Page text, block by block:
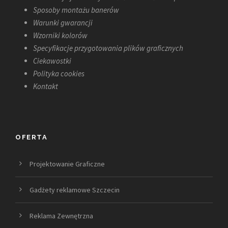
Sposoby montażu banerów
Warunki gwarancji
Wzorniki kolorów
Specyfikacje przygotowania plików graficznych
Ciekawostki
Polityka cookies
Kontakt
OFERTA
Projektowanie Graficzne
Gadżety reklamowe Szczecin
Reklama Zewnętrzna